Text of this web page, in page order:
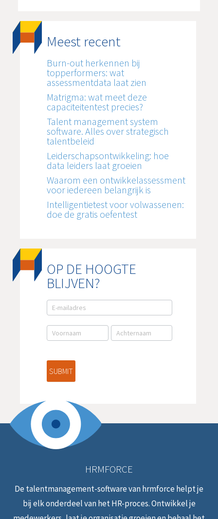
Meest recent
Burn-out herkennen bij
topperformers: wat
assessmentdata laat zien
Matrigma: wat meet deze
capaciteitentest precies?
Talent management system
software. Alles over strategisch
talentbeleid
Leiderschapsontwikkeling: hoe
data leiders laat groeien
Waarom een ontwikkelassessment
voor iedereen belangrijk is
Intelligentietest voor volwassenen:
doe de gratis oefentest
OP DE HOOGTE
BLIJVEN?
E-
mail
aanmelding
NL
SUBMIT
HRMFORCE
De talentmanagement-software van hrmforce helpt je
bij elk onderdeel van het HR-proces. Ontwikkel je